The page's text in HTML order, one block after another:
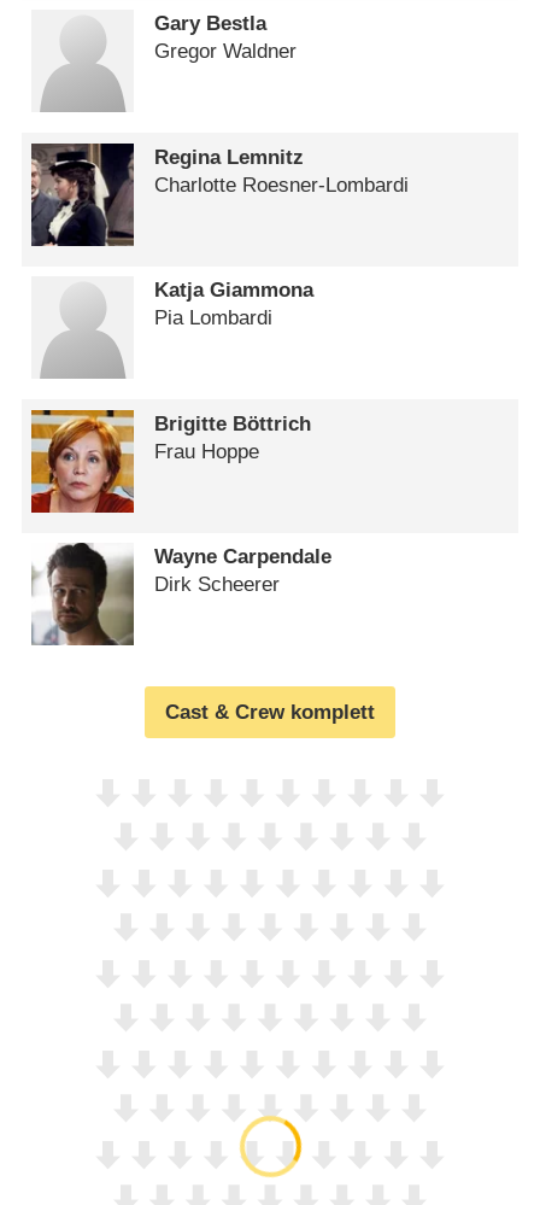
Gary Bestla
Gregor Waldner
Regina Lemnitz
Charlotte Roesner-Lombardi
Katja Giammona
Pia Lombardi
Brigitte Böttrich
Frau Hoppe
Wayne Carpendale
Dirk Scheerer
Cast & Crew komplett